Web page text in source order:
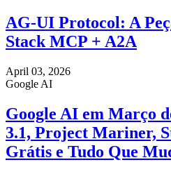
AG-UI Protocol: A
Stack MCP + A2A
April 03, 2026
Google AI
Google AI em Março
3.1, Project Mariner,
Grátis e Tudo Que